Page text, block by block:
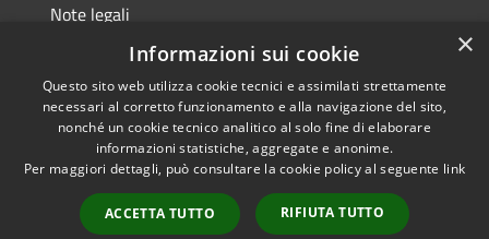
Note legali
Dichiarazione di accessibilità
RSS
Accessibilità
Copyright © 2026 • Comune di
byMunicipium
Accesso
×
Informazioni sui cookie
Questo sito web utilizza cookie tecnici e assimilati strettamente
necessari al corretto funzionamento e alla navigazione del sito,
nonché un cookie tecnico analitico al solo fine di elaborare
informazioni statistiche, aggregate e anonime.
Per maggiori dettagli, può consultare la cookie policy al seguente link
ACCETTA TUTTO RIFIUTA TUTTO